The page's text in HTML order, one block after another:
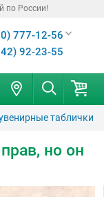
по России!
777-12-56
92-23-55
таблички
но он